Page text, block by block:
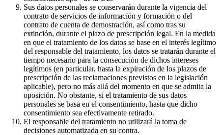
Sus datos personales se conservarán durante la vigencia del
contrato de servicios de información y formación o del
contrato de cuenta de demostración, así como tras su
extinción, durante el plazo de prescripción legal. En la medida
en que el tratamiento de los datos se base en el interés legítimo
del responsable del tratamiento, los datos se tratarán durante el
tiempo necesario para la consecución de dichos intereses
legítimos (en particular, hasta la expiración de los plazos de
prescripción de las reclamaciones previstos en la legislación
aplicable), pero no más allá del momento en que se admita la
oposición. No obstante, si el tratamiento de sus datos
personales se basa en el consentimiento, hasta que dicho
consentimiento sea efectivamente retirado.
El responsable del tratamiento no utilizará la toma de
decisiones automatizada en su contra.